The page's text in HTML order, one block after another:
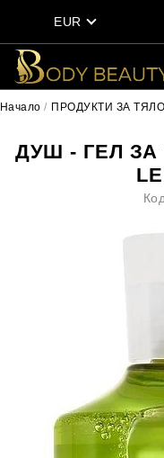
EUR
Начало ПРОДУКТИ ЗА ТЯЛО
ДУШ - ГЕЛ ЗА